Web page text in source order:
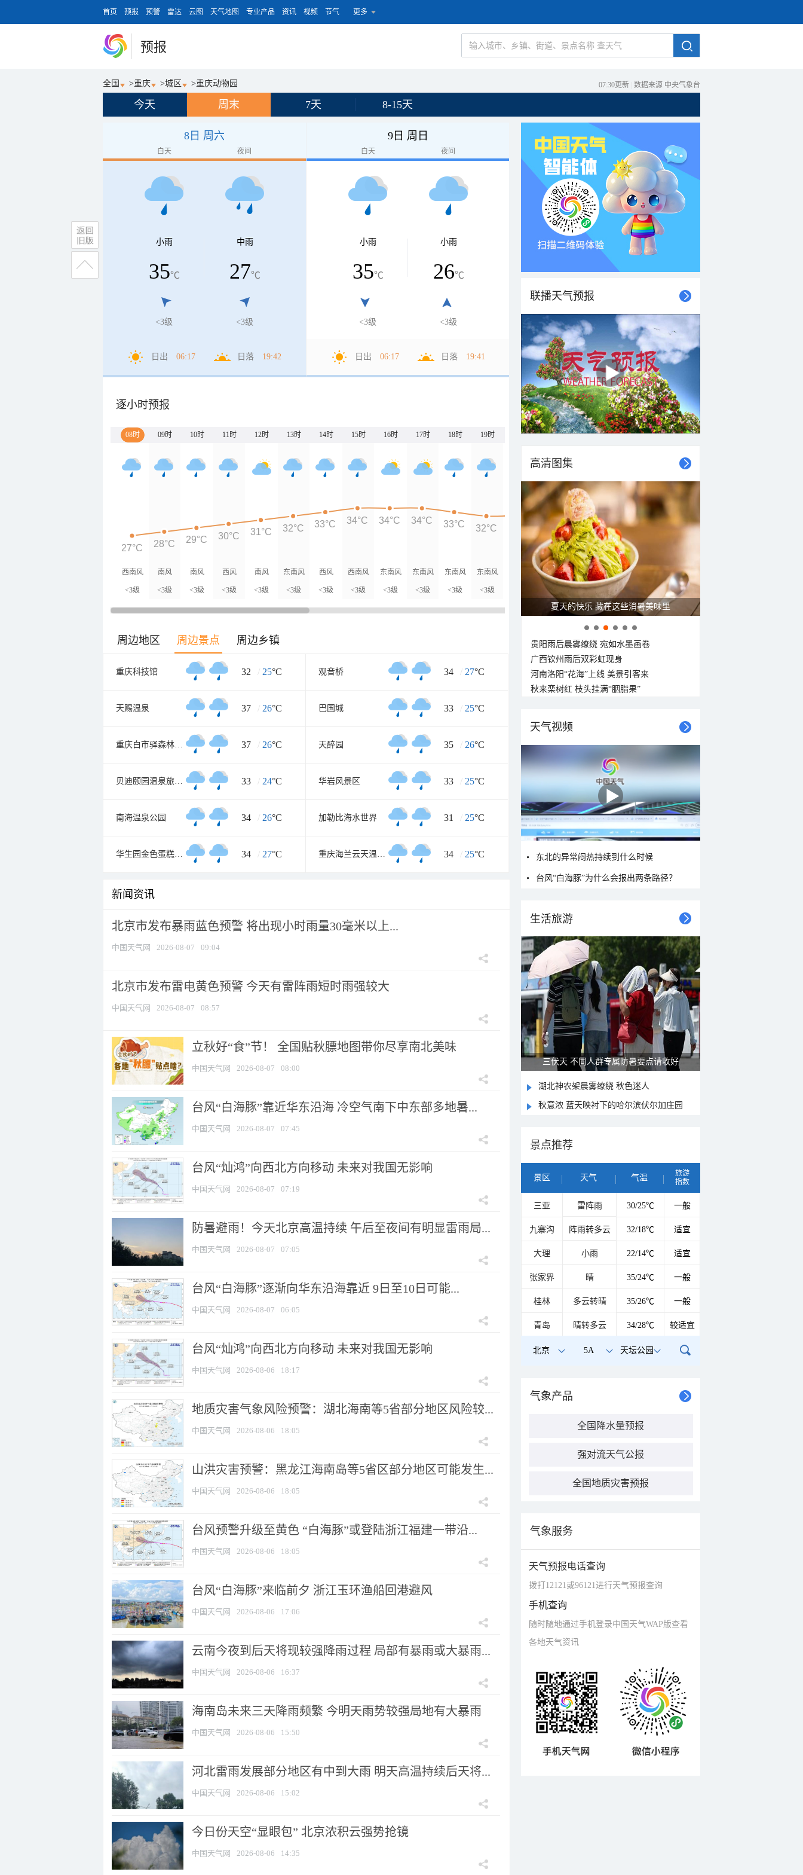
首页 预报 预警 雷达 云图 天气地图 专业产品 资讯 视频 节气 更多
预报
全国 >重庆 >城区 >重庆动物园 07:30更新 数据来源 中央气象台
今天 周末 7天 8-15天
8日 周六
白天 夜间
小雨
35℃
<3级
中雨
27℃
<3级
日出 06:17 日落 19:42
9日 周日
白天 夜间
小雨
35℃
<3级
小雨
26℃
<3级
日出 06:17 日落 19:41
逐小时预报
08时 09时 10时 11时 12时 13时 14时 15时 16时 17时 18时 19时 20时 21时 22时 23时 00时 01时
西南风
<3级
南风
<3级
南风
<3级
西风
<3级
南风
<3级
东南风
<3级
西风
<3级
西南风
<3级
东南风
<3级
东南风
<3级
东南风
<3级
东南风
<3级
东南风
<3级
东南风
<3级
东北风
<3级
东南风
<3级
东南风
<3级
27°C 28°C 29°C 30°C 31°C 32°C 33°C 34°C 34°C 34°C 33°C 32°C 32°C 31°C 31°C 31°C
周边地区 周边景点 周边乡镇
重庆科技馆 32 / 25°C 观音桥 34 / 27°C
天赐温泉 37 / 26°C 巴国城 33 / 25°C
重庆白市驿森林公园 37 / 26°C 天醉园 35 / 26°C
贝迪颐园温泉旅游度假区 33 / 24°C 华岩风景区 33 / 25°C
南海温泉公园 34 / 26°C 加勒比海水世界 31 / 25°C
华生园金色蛋糕梦幻王国 34 / 27°C 重庆海兰云天温泉度假区 34 / 25°C
新闻资讯
北京市发布暴雨蓝色预警 将出现小时雨量30毫米以上...
中国天气网 2026-08-07 09:04
北京市发布雷电黄色预警 今天有雷阵雨短时雨强较大
中国天气网 2026-08-07 08:57
立秋好“食”节！ 全国贴秋膘地图带你尽享南北美味
中国天气网 2026-08-07 08:00
台风“白海豚”靠近华东沿海 冷空气南下中东部多地暑...
中国天气网 2026-08-07 07:45
台风“灿鸿”向西北方向移动 未来对我国无影响
中国天气网 2026-08-07 07:19
防暑避雨！今天北京高温持续 午后至夜间有明显雷雨局...
中国天气网 2026-08-07 07:05
台风“白海豚”逐渐向华东沿海靠近 9日至10日可能...
中国天气网 2026-08-07 06:05
台风“灿鸿”向西北方向移动 未来对我国无影响
中国天气网 2026-08-06 18:17
地质灾害气象风险预警：湖北海南等5省部分地区风险较...
中国天气网 2026-08-06 18:05
山洪灾害预警：黑龙江海南岛等5省区部分地区可能发生...
中国天气网 2026-08-06 18:05
台风预警升级至黄色 “白海豚”或登陆浙江福建一带沿...
中国天气网 2026-08-06 18:05
台风“白海豚”来临前夕 浙江玉环渔船回港避风
中国天气网 2026-08-06 17:06
云南今夜到后天将现较强降雨过程 局部有暴雨或大暴雨...
中国天气网 2026-08-06 16:37
海南岛未来三天降雨频繁 今明天雨势较强局地有大暴雨
中国天气网 2026-08-06 15:50
河北雷雨发展部分地区有中到大雨 明天高温持续后天将...
中国天气网 2026-08-06 15:02
今日份天空“显眼包” 北京浓积云强势抢镜
中国天气网 2026-08-06 14:35
联播天气预报
高清图集
广西南宁：盛夏里的“绿野仙踪”
贵阳雨后晨雾缭绕 宛如水墨画卷
广西钦州雨后双彩虹现身
河南洛阳“花海”上线 美景引客来
秋来栾树红 枝头挂满“胭脂果”
天气视频
东北的异常闷热持续到什么时候
台风“白海豚”为什么会报出两条路径？
生活旅游
雨后峨眉沟壑尽显 金顶显真容
湖北神农架晨雾缭绕 秋色迷人
秋意浓 蓝天映衬下的哈尔滨伏尔加庄园
景点推荐
景区 天气 气温
旅游
指数
三亚 雷阵雨 30/25℃ 一般
九寨沟 阵雨转多云 32/18℃ 适宜
大理 小雨 22/14℃ 适宜
张家界 晴 35/24℃ 一般
桂林 多云转晴 35/26℃ 一般
青岛 晴转多云 34/28℃ 较适宜
北京 5A 天坛公园
气象产品
全国降水量预报
强对流天气公报
全国地质灾害预报
气象服务
天气预报电话查询
拨打12121或96121进行天气预报查询
手机查询
随时随地通过手机登录中国天气WAP版查看
各地天气资讯